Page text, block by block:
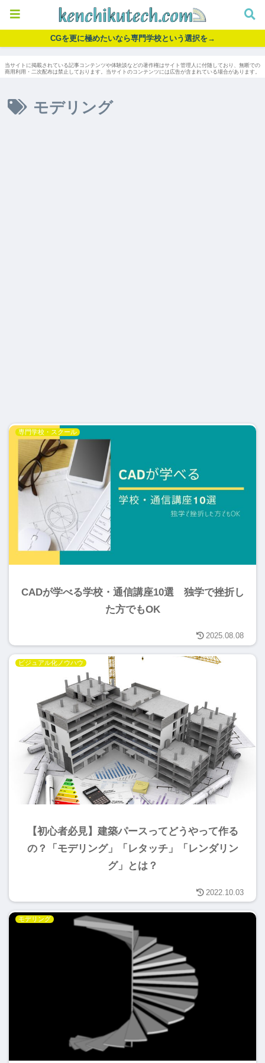
CGを更に極めたいなら専門学校という選択を→
当サイトに掲載されている記事コンテンツや体験談などの著作権はサイト管理人に付随しており、無断での
商用利用・二次配布は禁止しております。当サイトのコンテンツには広告が含まれている場合があります。
モデリング
専門学校・スクール
CADが学べる学校・通信講座10選 独学で挫折し
た方でもOK
2025.08.08
ビジュアル化ノウハウ
【初心者必見】建築パースってどうやって作る
の？「モデリング」「レタッチ」「レンダリン
グ」とは？
2022.10.03
モデリング